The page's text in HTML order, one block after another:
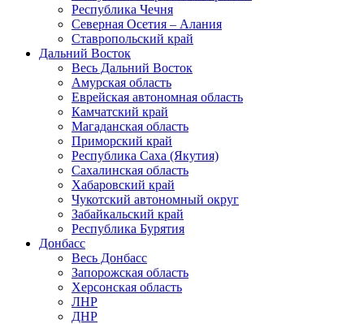
Республика Чечня
Северная Осетия – Алания
Ставропольский край
Дальний Восток
Весь Дальний Восток
Амурская область
Еврейская автономная область
Камчатский край
Магаданская область
Приморский край
Республика Саха (Якутия)
Сахалинская область
Хабаровский край
Чукотский автономный округ
Забайкальский край
Республика Бурятия
Донбасс
Весь Донбасс
Запорожская область
Херсонская область
ЛНР
ДНР